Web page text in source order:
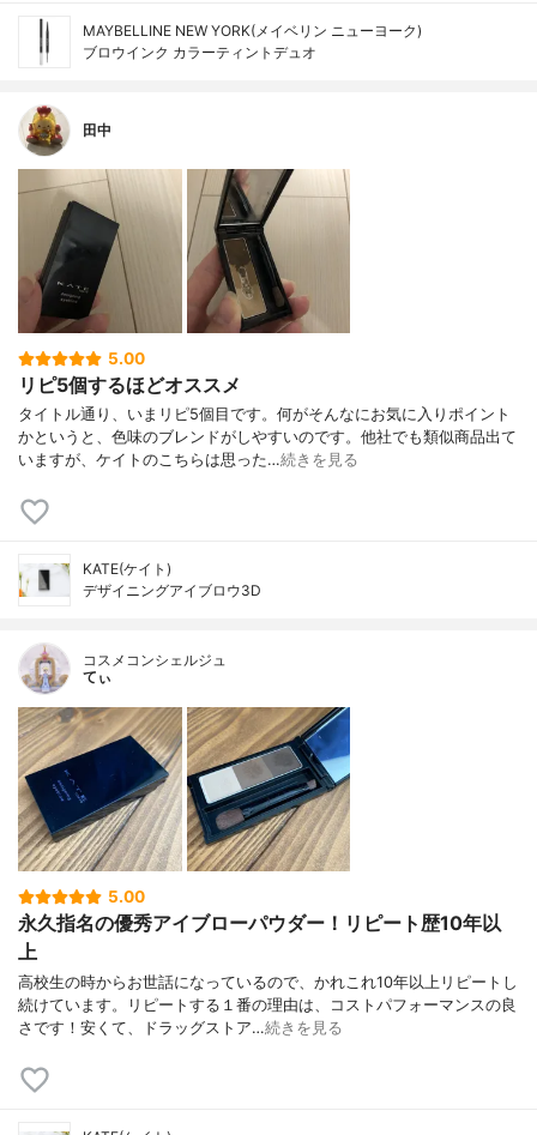
MAYBELLINE NEW YORK(メイベリン ニューヨーク)
ブロウインク カラーティントデュオ
田中
5.00
リピ5個するほどオススメ
タイトル通り、いまリピ5個目です。何がそんなにお気に入りポイント
かというと、色味のブレンドがしやすいのです。他社でも類似商品出て
いますが、ケイトのこちらは思った…続きを見る
KATE(ケイト)
デザイニングアイブロウ3D
コスメコンシェルジュ
てぃ
5.00
永久指名の優秀アイブローパウダー！リピート歴10年以
上
高校生の時からお世話になっているので、かれこれ10年以上リピートし
続けています。リピートする１番の理由は、コストパフォーマンスの良
さです！安くて、ドラッグストア…続きを見る